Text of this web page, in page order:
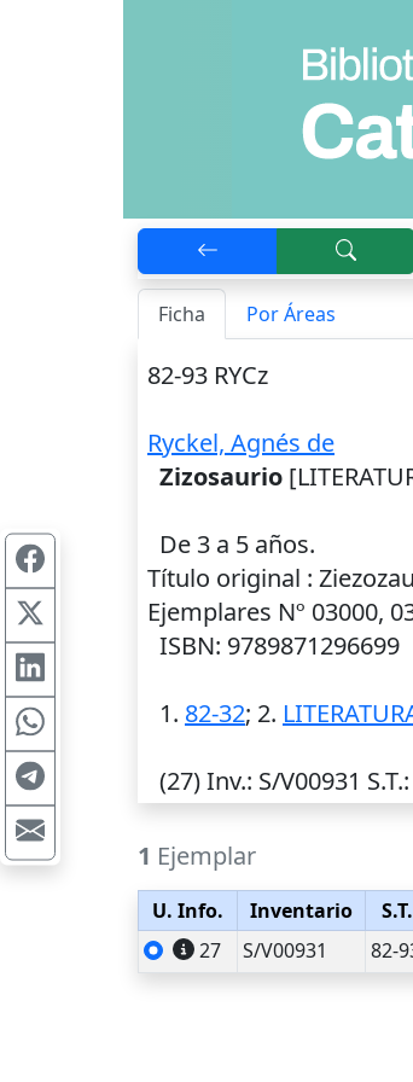
Ficha Por Áreas
82-93 RYCz
Ryckel, Agnés de
Zizosaurio
De 3 a 5 años.
Título original :
Ejemplares Nº 03000,
ISBN: 9789871296699
1. 82-32; 2.
(27)Inv.: S/V00931 S.T.
1 Ejemplar
U. Info. Inventario S.T.
27
S/V00931 82-